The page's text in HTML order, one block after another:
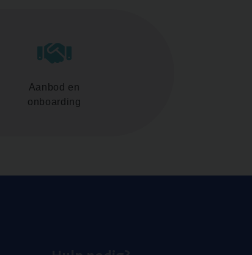
Aanbod en
onboarding